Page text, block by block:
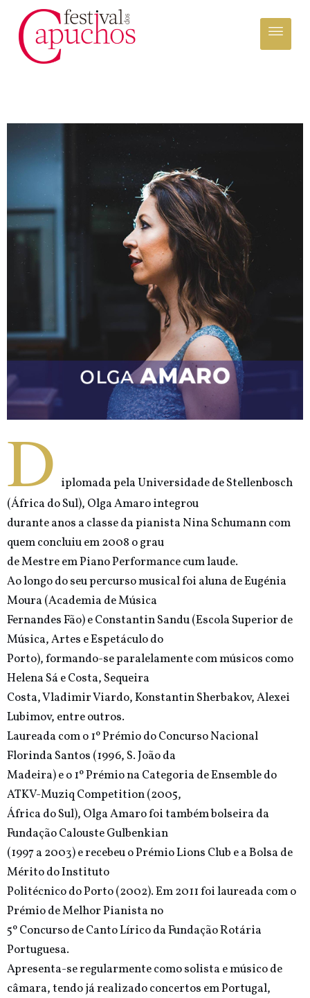
D iplomada pela Universidade de Stellenbosch
(África do Sul), Olga Amaro integrou
durante anos a classe da pianista Nina Schumann com
quem concluiu em 2008 o grau
de Mestre em Piano Performance cum laude.
Ao longo do seu percurso musical foi aluna de Eugénia
Moura (Academia de Música
Fernandes Fão) e Constantin Sandu (Escola Superior de
Música, Artes e Espetáculo do
Porto), formando-se paralelamente com músicos como
Helena Sá e Costa, Sequeira
Costa, Vladimir Viardo, Konstantin Sherbakov, Alexei
Lubimov, entre outros.
Laureada com o 1º Prémio do Concurso Nacional
Florinda Santos (1996, S. João da
Madeira) e o 1º Prémio na Categoria de Ensemble do
ATKV-Muziq Competition (2005,
África do Sul), Olga Amaro foi também bolseira da
Fundação Calouste Gulbenkian
(1997 a 2003) e recebeu o Prémio Lions Club e a Bolsa de
Mérito do Instituto
Politécnico do Porto (2002). Em 2011 foi laureada com o
Prémio de Melhor Pianista no
5º Concurso de Canto Lírico da Fundação Rotária
Portuguesa.
Apresenta-se regularmente como solista e músico de
câmara, tendo já realizado concertos em Portugal,